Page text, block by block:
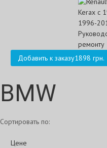
Добавить к заказу1898 грн.
BMW
Сортировать по:
Цене